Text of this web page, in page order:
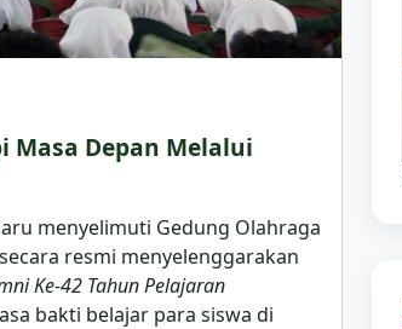
Masa Depan Melalui
menyelimuti Gedung Olahraga
resmi menyelenggarakan
Ke-42 Tahun Pelajaran
bakti belajar para siswa di